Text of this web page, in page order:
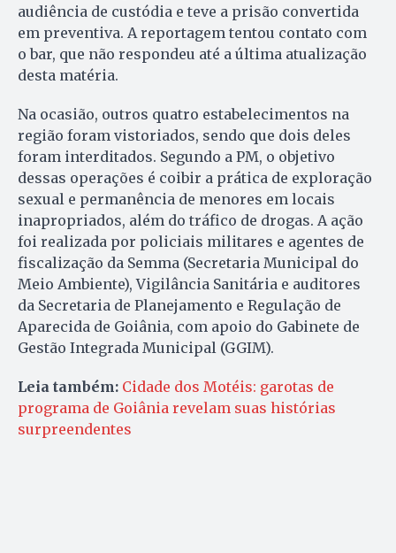
audiência de custódia e teve a prisão convertida
em preventiva. A reportagem tentou contato com
o bar, que não respondeu até a última atualização
desta matéria.
Na ocasião, outros quatro estabelecimentos na
região foram vistoriados, sendo que dois deles
foram interditados. Segundo a PM, o objetivo
dessas operações é coibir a prática de exploração
sexual e permanência de menores em locais
inapropriados, além do tráfico de drogas. A ação
foi realizada por policiais militares e agentes de
fiscalização da Semma (Secretaria Municipal do
Meio Ambiente), Vigilância Sanitária e auditores
da Secretaria de Planejamento e Regulação de
Aparecida de Goiânia, com apoio do Gabinete de
Gestão Integrada Municipal (GGIM).
Leia também: Cidade dos Motéis: garotas de
programa de Goiânia revelam suas histórias
surpreendentes